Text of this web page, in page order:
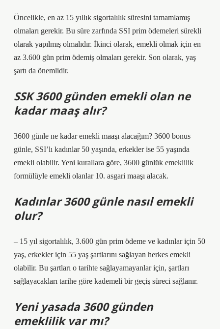
Öncelikle, en az 15 yıllık sigortalılık süresini tamamlamış
olmaları gerekir. Bu süre zarfında SSI prim ödemeleri sürekli
olarak yapılmış olmalıdır. İkinci olarak, emekli olmak için en
az 3.600 gün prim ödemiş olmaları gerekir. Son olarak, yaş
şartı da önemlidir.
SSK 3600 günden emekli olan ne
kadar maaş alır?
3600 günle ne kadar emekli maaşı alacağım? 3600 bonus
günle, SSI’lı kadınlar 50 yaşında, erkekler ise 55 yaşında
emekli olabilir. Yeni kurallara göre, 3600 günlük emeklilik
formülüyle emekli olanlar 10. asgari maaşı alacak.
Kadınlar 3600 günle nasıl emekli
olur?
– 15 yıl sigortalılık, 3.600 gün prim ödeme ve kadınlar için 50
yaş, erkekler için 55 yaş şartlarını sağlayan herkes emekli
olabilir. Bu şartları o tarihte sağlayamayanlar için, şartları
sağlayacakları tarihe göre kademeli bir geçiş süreci sağlanır.
Yeni yasada 3600 günden
emeklilik var mı?